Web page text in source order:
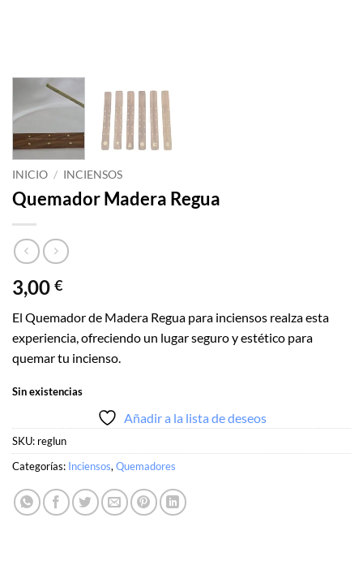
INICIO / INCIENSOS
Quemador Madera Regua
3,00 €
El Quemador de Madera Regua para inciensos realza esta
experiencia, ofreciendo un lugar seguro y estético para
quemar tu incienso.
Sin existencias
Añadir a la lista de deseos
SKU: reglun
Categorías: Inciensos,Quemadores